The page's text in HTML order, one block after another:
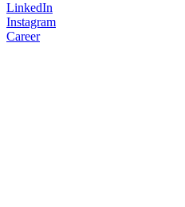
LinkedIn
Instagram
Career